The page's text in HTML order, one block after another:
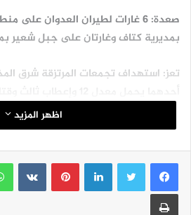
صعدة: 6 غارات لطيران العدوان على
بمديرية كتاف وغارتان على جبل شعير
تعز: استهداف تجمعات المرتزقة شرق
تعز: طيران العدوان يشن غارة على
اظهر المزيد
لينكدإنبينتيريست
طباعة